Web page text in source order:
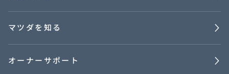
マツダを知る
オーナーサポート